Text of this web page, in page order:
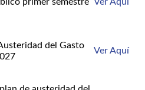
del Gasto
Ver Aquí